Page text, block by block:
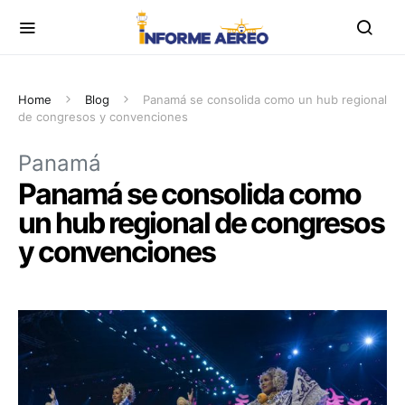
Home Blog
Panamá se consolida como un hub regional
de congresos y convenciones
Panamá
Panamá se consolida como
un hub regional de congresos
y convenciones